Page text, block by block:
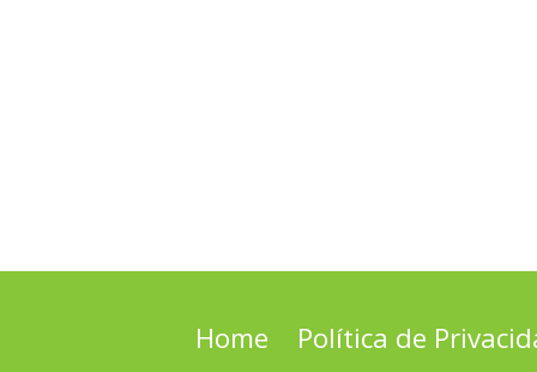
Home Política de